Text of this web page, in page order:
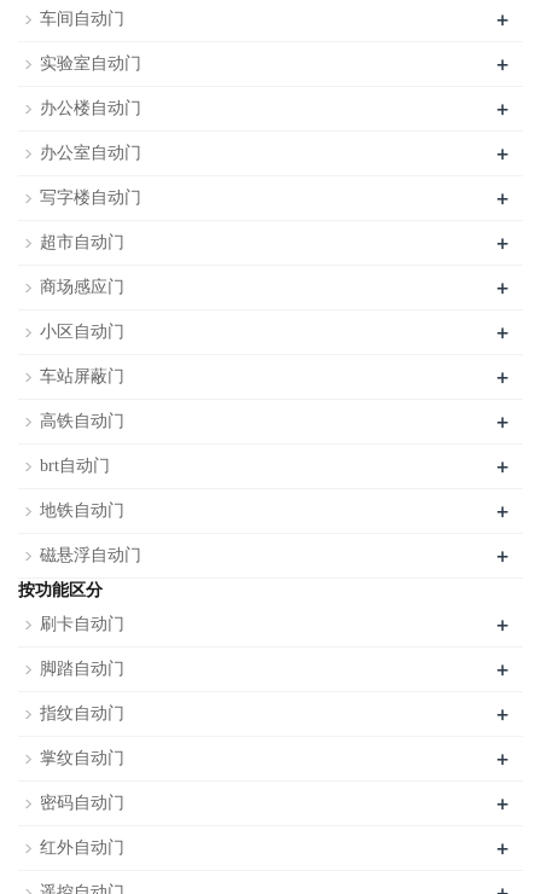
车间自动门 +
实验室自动门 +
办公楼自动门 +
办公室自动门 +
写字楼自动门 +
超市自动门 +
商场感应门 +
小区自动门 +
车站屏蔽门 +
高铁自动门 +
brt自动门 +
地铁自动门 +
磁悬浮自动门 +
按功能区分
刷卡自动门
+
脚踏自动门 +
指纹自动门 +
掌纹自动门 +
密码自动门 +
红外自动门 +